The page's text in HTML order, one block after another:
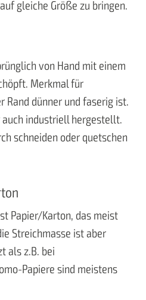
gleiche Größe zu bringen.
von Hand mit einem
Merkmal für
Rand dünner und faserig ist.
industriell hergestellt.
schneiden oder quetschen
Papier/Karton, das meist
Streichmasse ist aber
als z.B. bei
Papiere sind meistens